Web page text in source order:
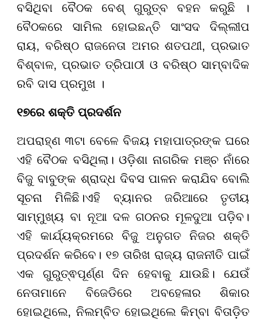
ବସିଥିବା ବୈଠକ ବେଶ୍ ଗୁରୁତ୍ବ ବହନ କରୁଛି ।
ବୈଠକରେ ସାମିଲ ହୋଇଛନ୍ତି ସାଂସଦ ଦିଲ୍ଲୀପ
ରାୟ, ବରିଷ୍ଠ ରାଜନେତା ଅମର ଶତପଥୀ, ପ୍ରଭାତ
ବିଶ୍ବାଳ, ପ୍ରଭାତ ତ୍ରିପାଠୀ ଓ ବରିଷ୍ଠ ସାମ୍ବାଦିକ
ରବି ଦାସ ପ୍ରମୁଖ ।
୧୭ରେ ଶକ୍ତି ପ୍ରଦର୍ଶନ
ଅପରାହ୍ଣ ୩ଟା ବେଳେ ବିଜୟ ମହାପାତ୍ରଙ୍କ ଘରେ
ଏହି ବୈଠକ ବସିଥିଲା। ଓଡ଼ିଶା ନାଗରିକ ମଞ୍ଚ ନାଁରେ
ବିଜୁ ବାବୁଙ୍କ ଶ୍ରାଦ୍ଧ ଦିବସ ପାଳନ କରାଯିବ ବୋଲି
ସୂଚନା ମିଳିଛି।ଏହି ବ୍ୟାନର ଜରିଆରେ ତୃତୀୟ
ସାମ୍ମୁଖ୍ୟ ବା ନୂଆ ଦଳ ଗଠନର ମୂଳଦୁଆ ପଡ଼ିବ।
ଏହି କାର୍ଯ୍ୟକ୍ରମରେ ବିଜୁ ଅନୁଗତ ନିଜର ଶକ୍ତି
ପ୍ରଦର୍ଶନ କରିବେ। ୧୭ ତାରିଖ ରାଜ୍ୟ ରାଜନୀତି ପାଇଁ
ଏକ ଗୁରୁତ୍ଵପୂର୍ଣ୍ଣ ଦିନ ହେବାକୁ ଯାଉଛି। ଯେଉଁ
ନେତାମାନେ ବିଜେଡିରେ ଅବହେଳାର ଶିକାର
ହୋଇଥିଲେ, ନିଲମ୍ବିତ ହୋଇଥିଲେ କିମ୍ବା ବିତାଡ଼ିତ